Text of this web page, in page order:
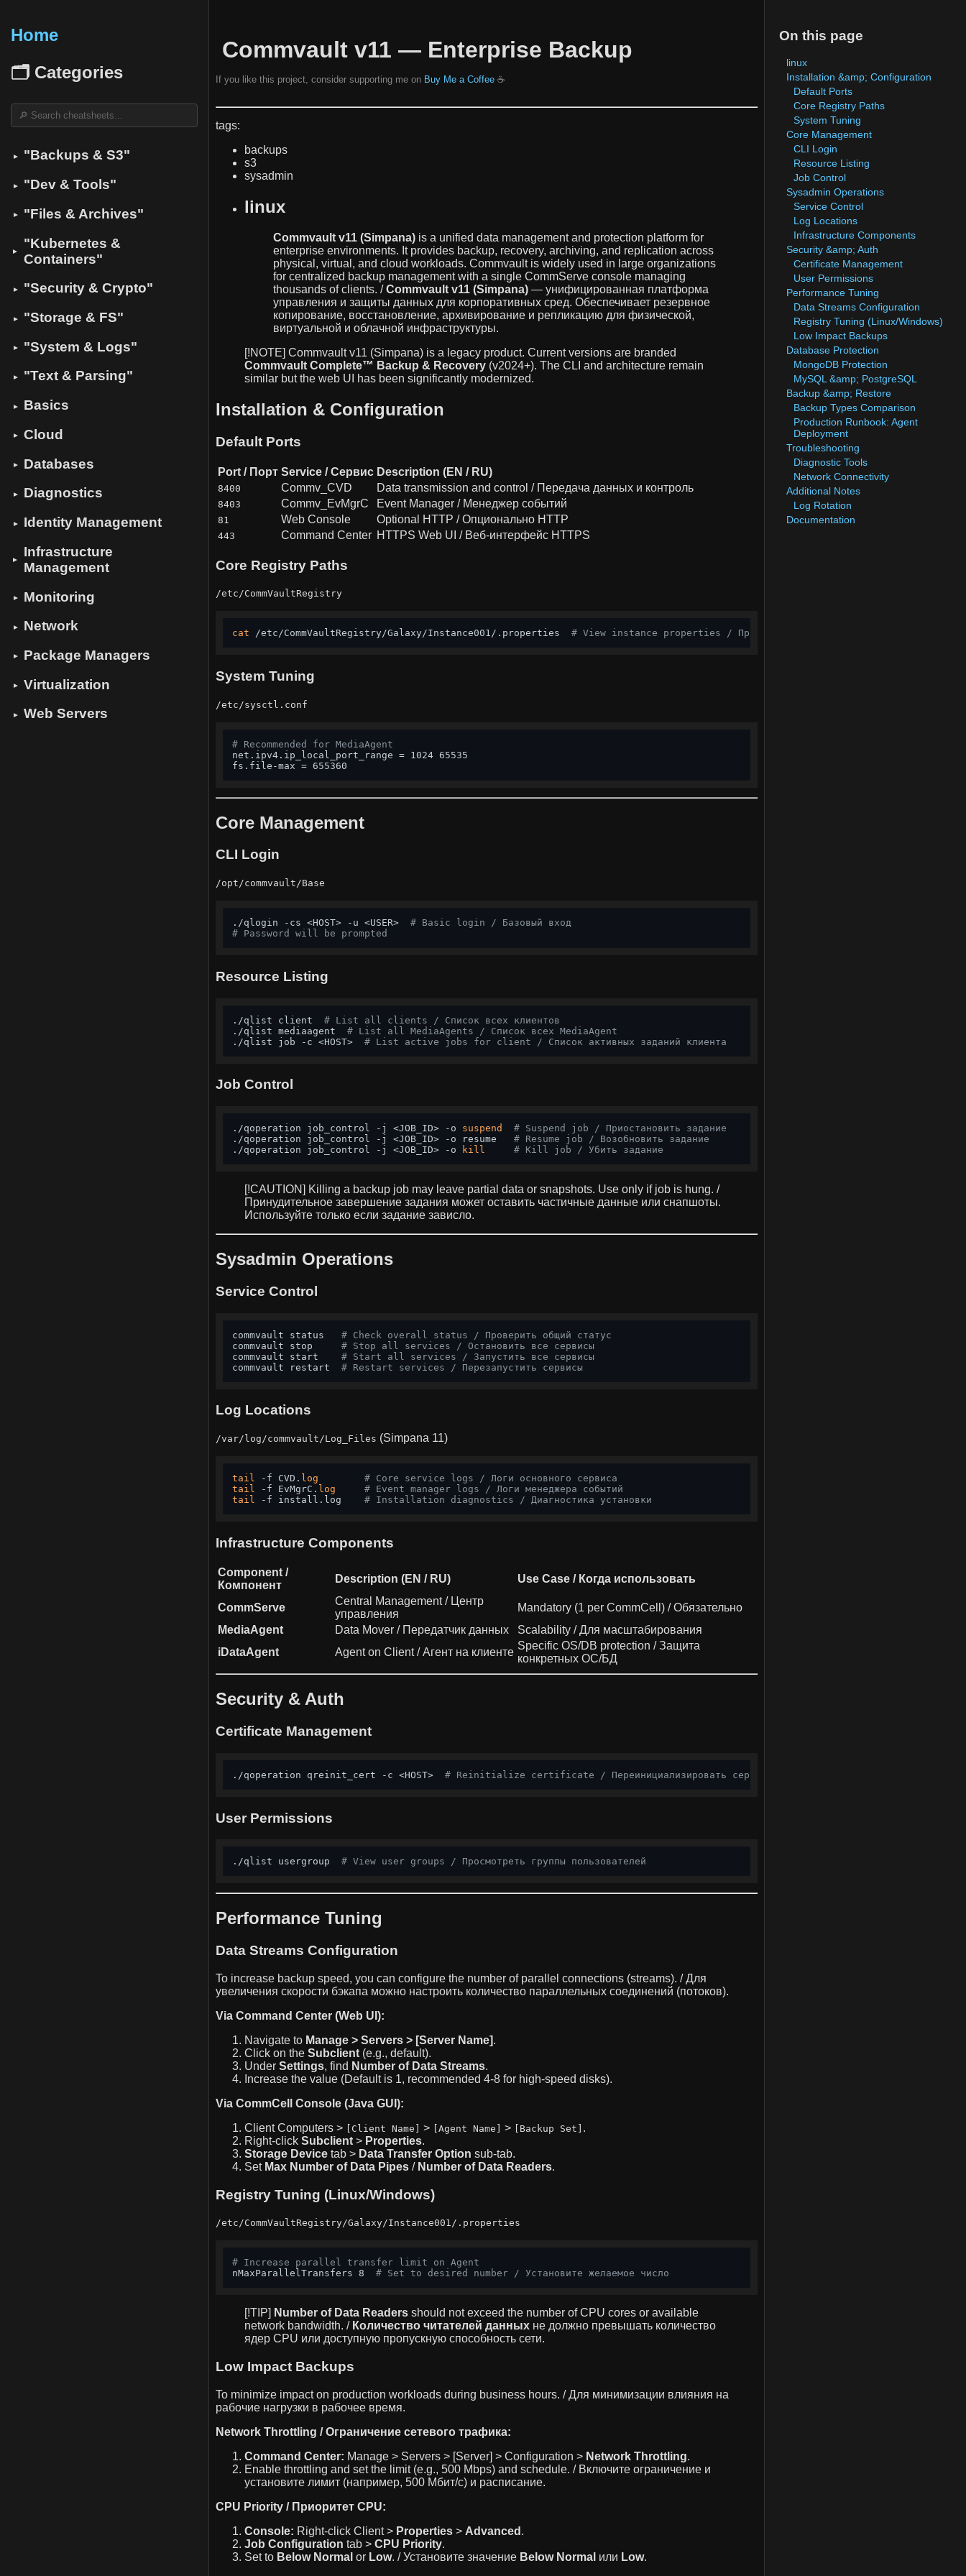
Home
🗂 Categories
▼ "Backups & S3"
▼ "Dev & Tools"
▼ "Files & Archives"
▼
"Kubernetes &
Containers"
▼ "Security & Crypto"
▼ "Storage & FS"
▼ "System & Logs"
▼ "Text & Parsing"
▼ Basics
▼ Cloud
▼ Databases
▼ Diagnostics
▼ Identity Management
▼
Infrastructure
Management
▼ Monitoring
▼ Network
▼ Package Managers
▼ Virtualization
▼ Web Servers
️ Commvault v11 — Enterprise Backup
If you like this project, consider supporting me on Buy Me a Coffee ☕️
tags:
backups
s3
sysadmin
linux
Commvault v11 (Simpana) is a unified data management and protection platform for
enterprise environments. It provides backup, recovery, archiving, and replication across
physical, virtual, and cloud workloads. Commvault is widely used in large organizations
for centralized backup management with a single CommServe console managing
thousands of clients. /Commvault v11 (Simpana) — унифицированная платформа
управления и защиты данных для корпоративных сред. Обеспечивает резервное
копирование, восстановление, архивирование и репликацию для физической,
виртуальной и облачной инфраструктуры.
[!NOTE] Commvault v11 (Simpana) is a legacy product. Current versions are branded
Commvault Complete™ Backup & Recovery (v2024+). The CLI and architecture remain
similar but the web UI has been significantly modernized.
Installation & Configuration
Default Ports
Port / Порт Service / Сервис Description (EN / RU)
8400 Commv_CVD Data transmission and control / Передача данных и контроль
8403 Commv_EvMgrC Event Manager / Менеджер событий
81 Web Console Optional HTTP / Опционально HTTP
443 Command Center HTTPS Web UI / Веб-интерфейс HTTPS
Core Registry Paths
/etc/CommVaultRegistry
cat /etc/CommVaultRegistry/Galaxy/Instance001/.properties # View instance properties / Просмотреть свойства инстанса
System Tuning
/etc/sysctl.conf
# Recommended for MediaAgent
net.ipv4.ip_local_port_range = 1024 65535
fs.file-max = 655360
Core Management
CLI Login
/opt/commvault/Base
./qlogin -cs <HOST> -u <USER> # Basic login / Базовый вход
# Password will be prompted
Resource Listing
./qlist client # List all clients / Список всех клиентов
./qlist mediaagent # List all MediaAgents / Список всех MediaAgent
./qlist job -c <HOST> # List active jobs for client / Список активных заданий клиента
Job Control
./qoperation job_control -j <JOB_ID> -o suspend
# Suspend job / Приостановить задание
./qoperation job_control -j <JOB_ID> -o resume # Resume job / Возобновить задание
./qoperation job_control -j <JOB_ID> -o
kill # Kill job / Убить задание
[!CAUTION] Killing a backup job may leave partial data or snapshots. Use only if job is hung. /
Принудительное завершение задания может оставить частичные данные или снапшоты.
Используйте только если задание зависло.
Sysadmin Operations
Service Control
commvault status # Check overall status / Проверить общий статус
commvault stop # Stop all services / Остановить все сервисы
commvault start # Start all services / Запустить все сервисы
commvault restart # Restart services / Перезапустить сервисы
Log Locations
/var/log/commvault/Log_Files (Simpana 11)
tail -f CVD. log
# Core service logs / Логи основного сервиса
tail -f EvMgrC. log
# Event manager logs / Логи менеджера событий
tail -f install.log # Installation diagnostics / Диагностика установки
Infrastructure Components
Component /
Компонент
Description (EN / RU) Use Case / Когда использовать
CommServe
Central Management / Центр
управления
Mandatory (1 per CommCell) / Обязательно
MediaAgent
Data Mover / Передатчик данных
Scalability / Для масштабирования
iDataAgent
Agent on Client / Агент на клиенте
Specific OS/DB protection / Защита
конкретных ОС/БД
Security & Auth
Certificate Management
./qoperation qreinit_cert -c <HOST> # Reinitialize certificate / Переинициализировать сертификат
User Permissions
./qlist usergroup # View user groups / Просмотреть группы пользователей
Performance Tuning
Data Streams Configuration
To increase backup speed, you can configure the number of parallel connections (streams). / Для
увеличения скорости бэкапа можно настроить количество параллельных соединений (потоков).
Via Command Center (Web UI):
Navigate to Manage > Servers > [Server Name].
Click on the Subclient (e.g., default).
Under Settings, find Number of Data Streams.
Increase the value (Default is 1, recommended 4-8 for high-speed disks).
Via CommCell Console (Java GUI):
Client Computers >
[Client Name] > [Agent Name] > [Backup Set] .
Right-click Subclient > Properties.
Storage Device tab > Data Transfer Option sub-tab.
Set Max Number of Data Pipes / Number of Data Readers.
Registry Tuning (Linux/Windows)
/etc/CommVaultRegistry/Galaxy/Instance001/.properties
# Increase parallel transfer limit on Agent
nMaxParallelTransfers 8 # Set to desired number / Установите желаемое число
[!TIP] Number of Data Readers should not exceed the number of CPU cores or available
network bandwidth. / Количество читателей данных не должно превышать количество
ядер CPU или доступную пропускную способность сети.
Low Impact Backups
To minimize impact on production workloads during business hours. / Для минимизации влияния на
рабочие нагрузки в рабочее время.
Network Throttling / Ограничение сетевого трафика:
Command Center: Manage > Servers > [Server] > Configuration > Network Throttling.
Enable throttling and set the limit (e.g., 500 Mbps) and schedule. / Включите ограничение и
установите лимит (например, 500 Мбит/с) и расписание.
CPU Priority / Приоритет CPU:
Console: Right-click Client > Properties > Advanced .
Job Configuration tab > CPU Priority.
Set to Below Normal or Low. / Установите значение Below Normal или Low.
On this page
linux
Installation &amp; Configuration
Default Ports
Core Registry Paths
System Tuning
Core Management
CLI Login
Resource Listing
Job Control
Sysadmin Operations
Service Control
Log Locations
Infrastructure Components
Security &amp; Auth
Certificate Management
User Permissions
Performance Tuning
Data Streams Configuration
Registry Tuning (Linux/Windows)
Low Impact Backups
Database Protection
MongoDB Protection
MySQL &amp; PostgreSQL
Backup &amp; Restore
Backup Types Comparison
Production Runbook: Agent
Deployment
Troubleshooting
Diagnostic Tools
Network Connectivity
Additional Notes
Log Rotation
Documentation